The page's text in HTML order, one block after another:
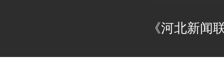
《河北新闻